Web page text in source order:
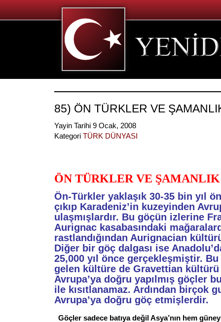
85) ÖN TÜRKLER VE
Yayin Tarihi 9 Ocak, 2008
Kategori TÜRK DÜNYASI
ÖN TÜRKLER VE ŞAMANLIK
Ön-Türkler yaklaşık 30-35 bin yıl
çıkıp Karadeniz’in kuzeyinden
ulaşmışlardır. Bu göçün izlerine
Aurignac kasabasındaki
rastlandığından Aurignacian
Diğer bir göç dalgası ise
25,000 yıl önce gerçekleşmiştir.
gelen kültüre de Gravettian
Avrupa’ya doğru yapılmış göçler
ile kısıtlanamaz. Ardından birçok
Avrupa’ya doğru göç etmişlerdir.
Göçler sadece batıya değil Asya’nın hem